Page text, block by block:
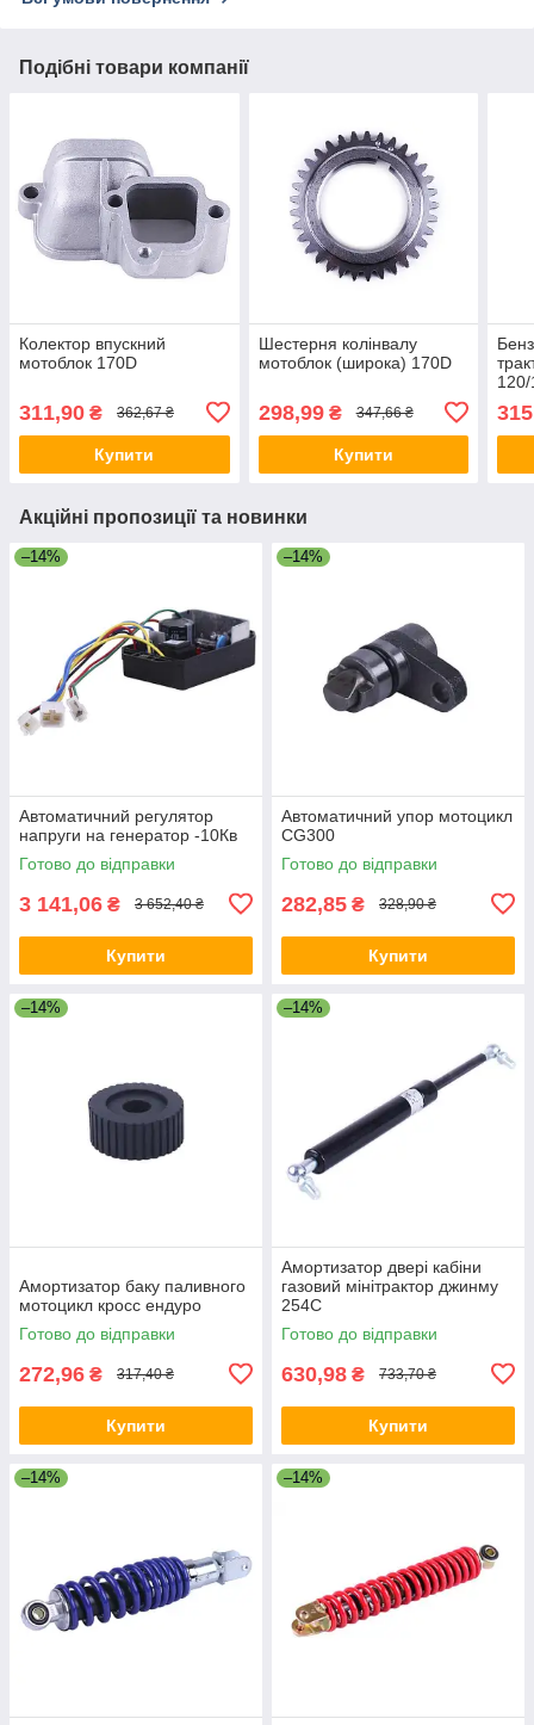
Подібні товари компанії
Колектор впускний
мотоблок 170D
311,90 ₴ 362,67 ₴
Купити
Шестерня колінвалу
мотоблок (широка) 170D
298,99₴ 347,66 ₴
Купити
Акційні пропозиції та новинки
–14%
Автоматичний регулятор
напруги на генератор -10Кв
Готово до відправки
3 141,06 ₴ 3 652,40 ₴
Купити
–14%
Автоматичний упор мотоцикл
CG300
Готово до відправки
282,85 ₴ 328,90 ₴
Купити
–14%
Амортизатор баку паливного
мотоцикл кросс ендуро
Готово до відправки
272,96 ₴ 317,40 ₴
Купити
–14%
Амортизатор двері кабіни
газовий мінітрактор джинму
254C
Готово до відправки
630,98 ₴ 733,70 ₴
Купити
–14% –14%